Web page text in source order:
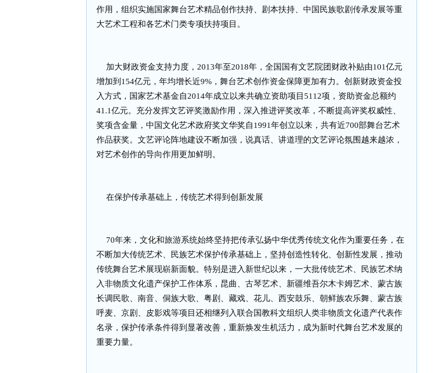
作用，组织实施国家舞台艺术精品创作扶持、剧本扶持、中国民族歌剧传承发展等重
大艺术工程和各艺术门类专项扶持项目。
加大财政资金支持力度， 2013年至2018年，全国国有文艺院团财政补贴由101亿元
增加到 154亿元，年均增长近9% ，舞台艺术创作资金保障更加有力。创新财政资金投
入方式，国家艺术基金自2014年成立以来共确立资助项目 5112项，资助资金总额约
41.1亿元。充分发挥文艺评奖激励作用，深入推进评奖改革，不断提高评奖权威性、
奖项含金量，中国文化艺术政府奖文华奖自1991年创立以来，共有近700部舞台艺术
作品获奖。文艺评论阵地建设不断加强，说真话、讲道理的文艺评论氛围越来越浓，
对艺术创作的导向作用更加鲜明。
在保护传承基础上，传统艺术得到创新发展
70年来，文化和旅游系统始终坚持把传承弘扬中华优秀传统文化作为重要任务，在
不断加大传统艺术、民族艺术保护传承基础上，坚持创造性转化、创新性发展，推动
传统舞台艺术展现崭新面貌。特别是进入新世纪以来，一大批传统艺术、民族艺术纳
入非物质文化遗产保护工作体系，昆曲、古琴艺术、新疆维吾尔木卡姆艺术、蒙古族
长调民歌、南音、侗族大歌、粤剧、藏戏、花儿、西安鼓乐、朝鲜族农乐舞、蒙古族
呼麦、京剧、皮影戏等项目还相继列入联合国教科文组织人类非物质文化遗产代表作
名录，保护传承条件得到显著改善，重新焕发生机活力，成为新时代舞台艺术发展的
重要力量。